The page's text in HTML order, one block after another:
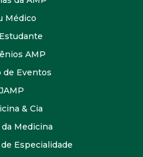
Médico
AMP
de Eventos
JAMP
& Cia
Medicina
Especialidade